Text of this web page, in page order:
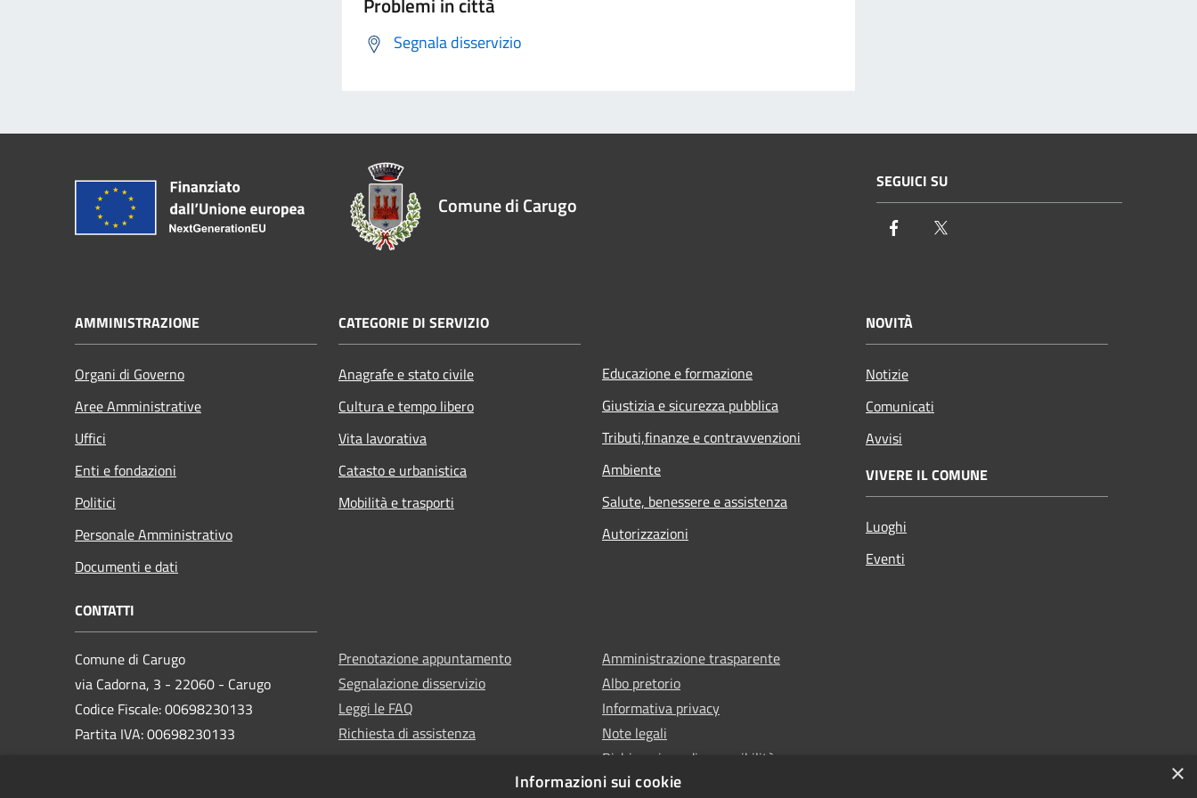
Segnala disservizio
Comune di Carugo
SEGUICI SU
Facebook
AMMINISTRAZIONE
Organi di Governo
Aree Amministrative
Uffici
Enti e fondazioni
Politici
Personale Amministrativo
Documenti e dati
CATEGORIE DI SERVIZIO
Anagrafe e stato civile
Cultura e tempo libero
Vita lavorativa
Catasto e urbanistica
Mobilità e trasporti
Educazione e formazione
Giustizia e sicurezza pubblica
Tributi,finanze e contravvenzioni
Ambiente
Salute, benessere e assistenza
Autorizzazioni
NOVITÀ
Notizie
Comunicati
Avvisi
VIVERE IL COMUNE
Luoghi
Eventi
CONTATTI
Comune di Carugo
via Cadorna, 3 - 22060 - Carugo
Codice Fiscale: 00698230133
Partita IVA: 00698230133
Prenotazione appuntamento
Segnalazione disservizio
Leggi le FAQ
Richiesta di assistenza
Amministrazione trasparente
Albo pretorio
Informativa privacy
Note legali
Dichiarazione di accessibilità
×
Informazioni sui cookie